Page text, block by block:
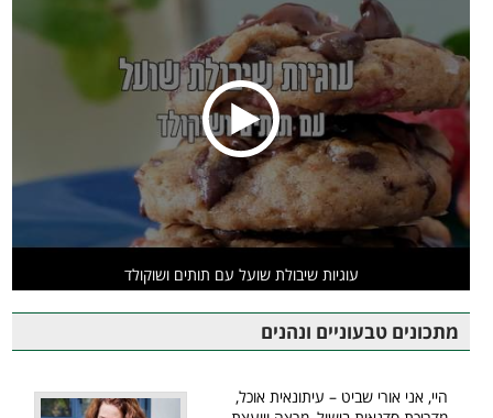
עוגיות שיבולת שועל עם תותים ושוקולד
מתכונים טבעוניים ונהנים
היי, אני אורי שביט – עיתונאית אוכל,